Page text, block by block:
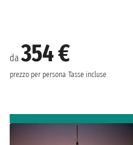
da354 €
prezzo per persona Tasse incluse